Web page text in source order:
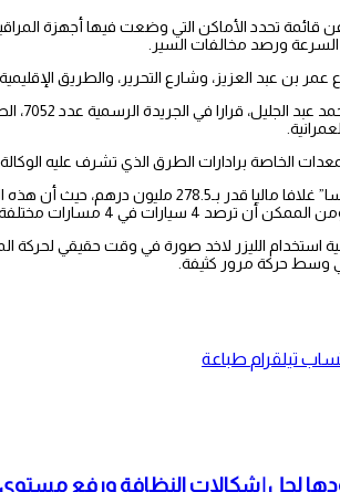
تحدد الأماكن التي وضعت فيها أجهزة
العزيز، وشارع التحرير، والطريق الإقليمية رقم 4404
برادارات الطرق الذي تشرف عليه الوكالة الوطنية
وكلفت الرادارات الجديدة وكالة
توزيعها على مختلف المدن في 12 جهة بالمغرب.
وسط حركة مرور كثيفة.
تيلقرام طباعة